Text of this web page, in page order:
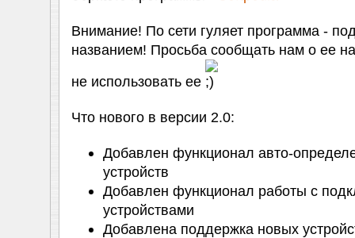
Внимание! По сети гуляет программа -
названием! Просьба сообщать нам о ее
не использовать ее
Что нового в версии 2.0:
Добавлен функционал авто-
устройств
Добавлен функционал работы с
устройствами
Добавлена поддержка новых